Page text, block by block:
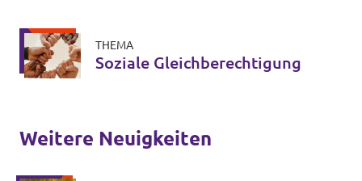
THEMA
Soziale Gleichberechtigung
Weitere Neuigkeiten